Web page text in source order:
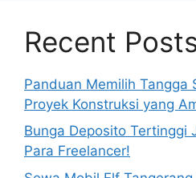
Recent
Panduan Memilih Tangga
Proyek Konstruksi yang
Bunga Deposito Tertinggi
Para Freelancer!